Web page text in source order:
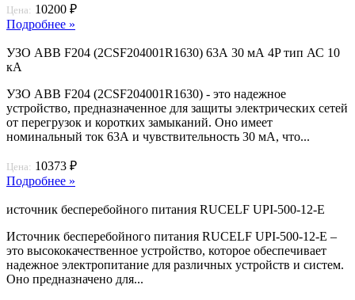
Цена: 10200 ₽
Подробнее »
УЗО ABB F204 (2CSF204001R1630) 63А 30 мА 4P тип АС 10
кА
УЗО ABB F204 (2CSF204001R1630) - это надежное
устройство, предназначенное для защиты электрических сетей
от перегрузок и коротких замыканий. Оно имеет
номинальный ток 63А и чувствительность 30 мА, что...
Цена: 10373 ₽
Подробнее »
источник бесперебойного питания RUCELF UPI-500-12-E
Источник бесперебойного питания RUCELF UPI-500-12-E –
это высококачественное устройство, которое обеспечивает
надежное электропитание для различных устройств и систем.
Оно предназначено для...